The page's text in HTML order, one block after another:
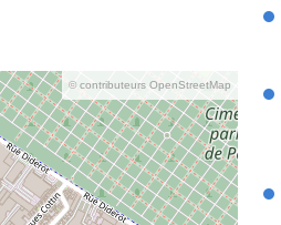
© contributeurs OpenStreetMap